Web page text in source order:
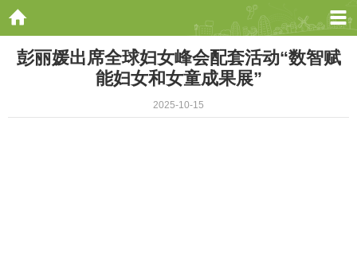
彭丽媛出席全球妇女峰会配套活动“数智赋
能妇女和女童成果展”
2025-10-15